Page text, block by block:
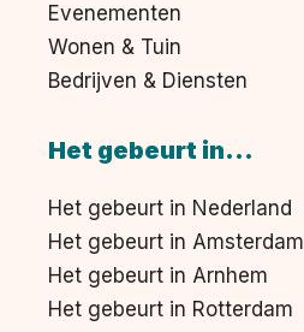
Evenementen
Wonen & Tuin
Bedrijven & Diensten
Het gebeurt in...
Het gebeurt in Nederland
Het gebeurt in Amsterdam
Het gebeurt in Arnhem
Het gebeurt in Rotterdam